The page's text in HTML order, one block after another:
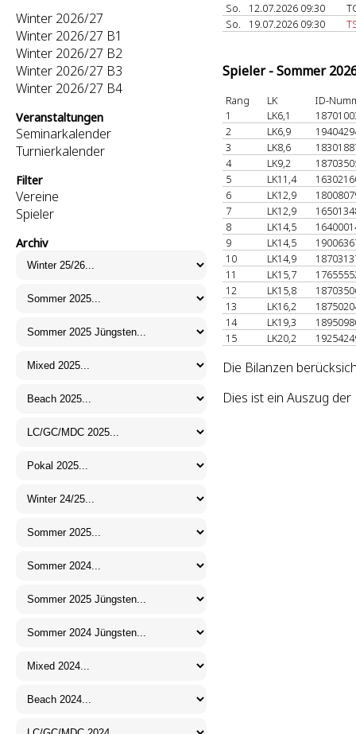
Winter 2026/27
Winter 2026/27 B1
Winter 2026/27 B2
Winter 2026/27 B3
Winter 2026/27 B4
Veranstaltungen
Seminarkalender
Turnierkalender
Filter
Vereine
Spieler
Archiv
So.
12.07.2026 09:30
So.
19.07.2026 09:30
Spieler - Sommer
Rang LK
ID-
1
LK6,1
2
LK6,9
3
LK8,6
4
LK9,2
5
LK11,4
6
LK12,9
7
LK12,9
8
LK14,5
9
LK14,5
10
LK14,9
11
LK15,7
12
LK15,8
13
LK16,2
14
LK19,3
15
LK20,2
Die Bilanzen
Dies ist ein Auszug